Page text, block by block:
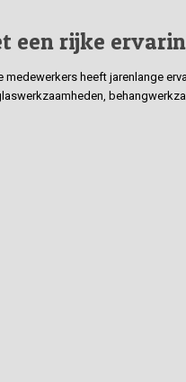
een rijke
medewerkers heeft jarenlange